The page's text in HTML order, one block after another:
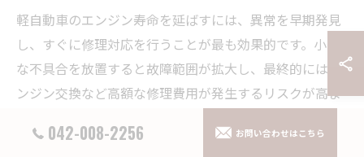
軽自動車のエンジン寿命を延ばすには、異常を早期発見
し、すぐに修理対応を行うことが最も効果的です。小さ
な不具合を放置すると故障範囲が拡大し、最終的にはエ
ンジン交換など高額な修理費用が発生するリスクが高ま
ービスを提供する店舗も多く、急なトラブル時にも安心
042-008-2256 お問い合わせはこちら